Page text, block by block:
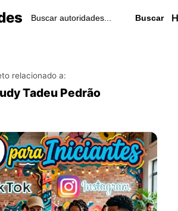
Buscar
relacionado a:
Tadeu Pedrão